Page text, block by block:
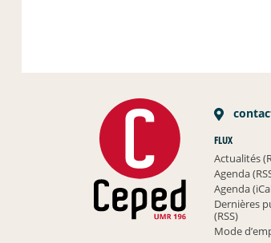
FLUX
Actualités
Agenda
Agenda
Dernières
(RSS)
Mode